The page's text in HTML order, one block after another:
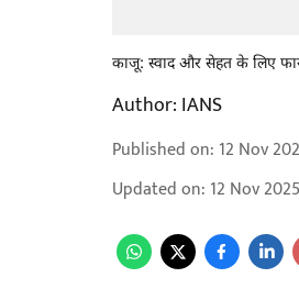
काजू: स्वाद और सेहत के लिए
Author: IANS
Published on: 12 Nov
Updated on: 12 Nov